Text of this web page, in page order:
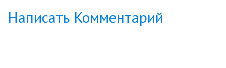
Написать Комментарий